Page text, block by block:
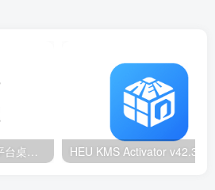
BongoCat v0.8.2：跨平台桌面互动猫咪随加30款皮肤